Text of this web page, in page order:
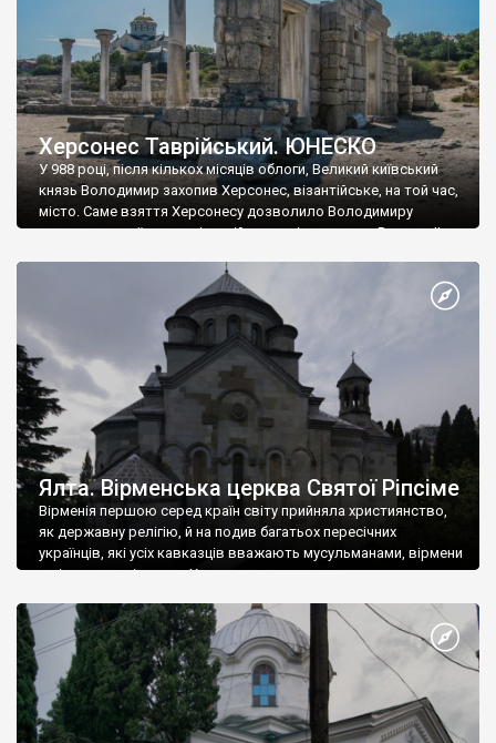
Херсонес Таврійський. ЮНЕСКО
У 988 році, після кількох місяців облоги, Великий київський
князь Володимир захопив Херсонес, візантійське, на той час,
місто. Саме взяття Херсонесу дозволило Володимиру
диктувати свої умови візантійському імператору Василю ІІ, та
Херсонесі Володимир-язичник, став Василем-християнином.
А потім було Хрещення Русі. На честь Херсонесу Таврійського
Ялта. Вірменська церква Святої Ріпсіме
Вірменія першою серед країн світу прийняла християнство,
як державну релігію, й на подив багатьох пересічних
українців, які усіх кавказців вважають мусульманами, вірмени
є відданими вірянами Христа